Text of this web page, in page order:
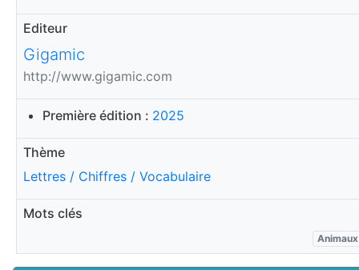
Editeur
Gigamic
http://www.gigamic.com
Première édition : 2025
Thème
Lettres / Chiffres / Vocabulaire
Mots clés
Animaux